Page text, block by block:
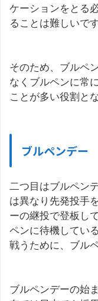
ケーションをとる
ることは難しいです
そのため、ブルペ
なくブルペンに常
ことが多い役割と
ブルペンデー
二つ目はブルペン
は異なり先発投手
ーの継投で登板し
ペンに待機してい
戦うために、ブル
ブルペンデーの始